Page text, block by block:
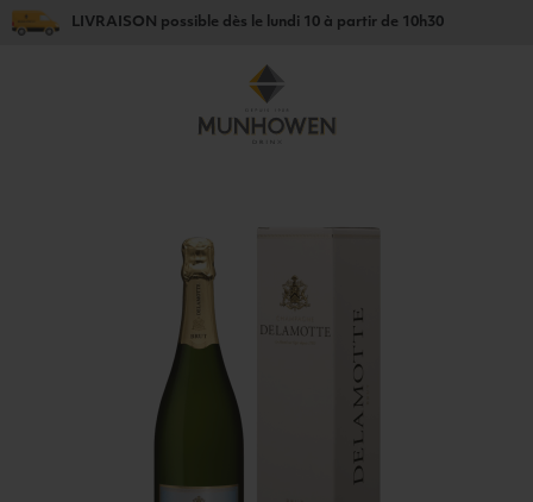
LIVRAISON possible dès le lundi 10 à partir de 10h30